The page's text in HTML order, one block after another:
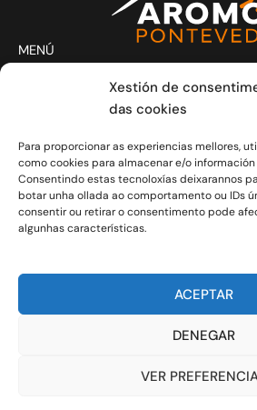
Xestión de
das cookies
Para proporcionar as experiencias mellores,
como cookies para almacenar e/o
Consentindo estas tecnoloxías deixarannos
botar unha ollada ao comportamento ou IDs
consentir ou retirar o consentimento pode
algunhas características.
ACEPTAR
DENEGAR
VER
MENÚ
Actividades
Novas
CONTACTO
Xoves e Venres laborais de 20.30h
info@aromon.gal